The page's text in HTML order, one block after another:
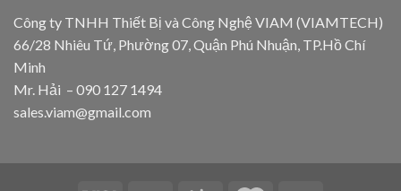
Công ty TNHH Thiết Bị và Công Nghệ VIAM (VIAMTECH)
66/28 Nhiêu Tứ, Phường 07, Quận Phú Nhuận, TP.Hồ Chí
Minh
Mr. Hải – 090 127 1494
sales.viam@gmail.com